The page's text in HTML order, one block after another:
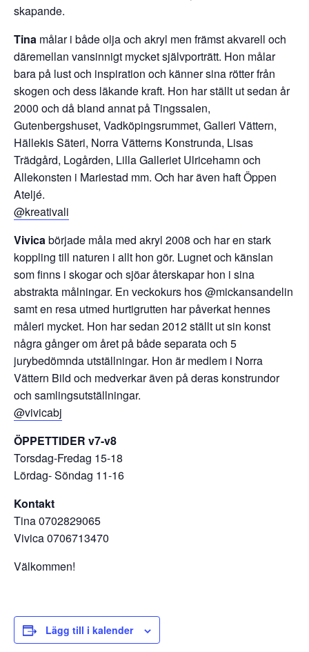
skapande.
Tina målar i både olja och akryl men främst akvarell och
däremellan vansinnigt mycket självporträtt. Hon målar
bara på lust och inspiration och känner sina rötter från
skogen och dess läkande kraft. Hon har ställt ut sedan år
2000 och då bland annat på Tingssalen,
Gutenbergshuset, Vadköpingsrummet, Galleri Vättern,
Hällekis Säteri, Norra Vätterns Konstrunda, Lisas
Trädgård, Logården, Lilla Galleriet Ulricehamn och
Allekonsten i Mariestad mm. Och har även haft Öppen
Ateljé.
@kreativali
Vivicabörjade måla med akryl 2008 och har en stark
koppling till naturen i allt hon gör. Lugnet och känslan
som finns i skogar och sjöar återskapar hon i sina
abstrakta målningar. En veckokurs hos @mickansandelin
samt en resa utmed hurtigrutten har påverkat hennes
måleri mycket. Hon har sedan 2012 ställt ut sin konst
några gånger om året på både separata och 5
jurybedömnda utställningar. Hon är medlem i Norra
Vättern Bild och medverkar även på deras konstrundor
och samlingsutställningar.
@vivicabj
ÖPPETTIDER v7-v8
Torsdag-Fredag 15-18
Lördag- Söndag 11-16
Kontakt
Tina 0702829065
Vivica 0706713470
Välkommen!
Lägg till i kalender